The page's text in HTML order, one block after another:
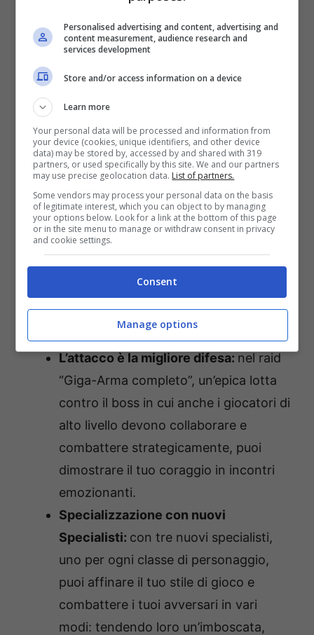
nebbia”, che opera dall’imboscata, ci sono
molti nuovi modi in cui i giocatori
NosTalepossono personalizzare il proprio
stile di gioco.
Funzioni principali dell’update
diNosTale“Gli eroi della Città di Sotto”
L’avventura sotterranea continua!
Preparati a scoprire la seconda parte
della saga del mondo sotterraneo,
iniziata con l’update “I segreti della
Città di Sotto”. Esplora le profondità
abitate dai Mullan, creature simili rane,
e affronta nuove minacce in questo
vasto mondo sotto la superficie.
L’attacco è la migliore difesa: nel raid
“Giga-Arma completo”, un’epica lotta
contro il boss in cui anche i giocatori di
alto livello devono collaborare e
combattere strategicamente, puoi
dimostrare il tuo coraggio in incontri
emozionanti.
Specializzazione con nuovi
Specialisti: con tre nuovi specialisti,
uno per ogni classe di personaggio,
puoi affinare il tuo stile di gioco e
combattere i tuoi avversari in vari
modi: tendendo loro un’imboscata,
Personalised advertising and content, advertising and
content measurement, audience research and
services development
Store and/or access information on a device
Learn more
Your personal data will be processed and information from
your device (cookies, unique identifiers, and other device
data) may be stored by, accessed by and shared with 319
partners, or used specifically by this site. We and our partners
may use precise geolocation data. List of partners.
Some vendors may process your personal data on the basis
of legitimate interest, which you can object to by managing
your options below. Look for a link at the bottom of this page
or in the site menu to manage or withdraw consent in privacy
and cookie settings.
Consent
Manage options